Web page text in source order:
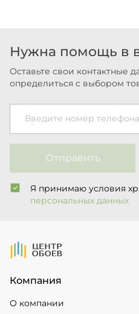
Нужна помощь в
Оставьте свои
определиться с выбором
Введите номер телефона
Отправить
Я принимаю условия
персональных данных
На Главную
Компания
О компании